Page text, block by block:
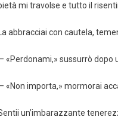
mi travolse e tutto il
abbracciai con cautela,
«Perdonami,» sussurrò dopo
«Non importa,» mormorai
un’imbarazzante